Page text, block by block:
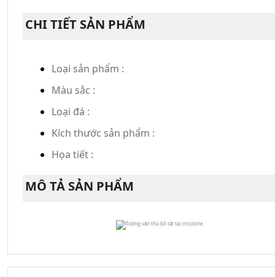
CHI TIẾT SẢN PHẨM
Loại sản phẩm :
Màu sắc :
Loại đá :
Kích thước sản phẩm :
Họa tiết :
MÔ TẢ SẢN PHẨM